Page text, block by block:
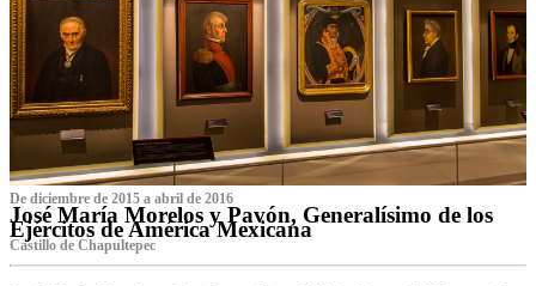
De diciembre de 2015 a abril de 2016
José María Morelos y Pavón, Generalísimo de los
Ejércitos de América Mexicana
C‌astillo de Chapultepec